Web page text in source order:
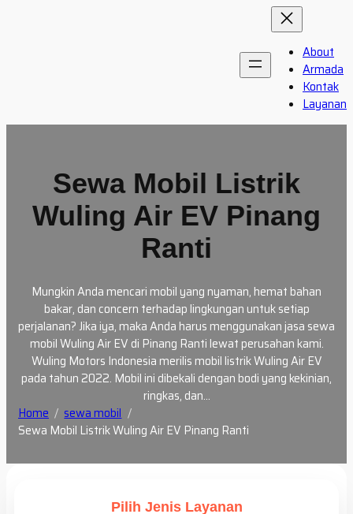
About
Armada
Kontak
Layanan
Sewa Mobil Listrik
Wuling Air EV Pinang
Ranti
Mungkin Anda mencari mobil yang nyaman, hemat bahan
bakar, dan concern terhadap lingkungan untuk setiap
perjalanan? Jika iya, maka Anda harus menggunakan jasa sewa
mobil Wuling Air EV di Pinang Ranti lewat perusahan kami.
Wuling Motors Indonesia merilis mobil listrik Wuling Air EV
pada tahun 2022. Mobil ini dibekali dengan bodi yang kekinian,
ringkas, dan…
Home
sewa mobil
Sewa Mobil Listrik Wuling Air EV Pinang Ranti
Pilih Jenis Layanan